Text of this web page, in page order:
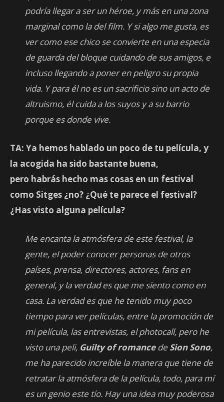
podría llegar a ser un héroe, y más en una zona
marginal como la del film. Y si algo me gusta, es
ver como ese chico se convierte en una especia
de guarda del bloque cuidando de sus amigos, e
incluso llegando a poner en peligro su propia
vida. Y para él no es un sacrificio sino un acto de
altruismo, él cuida a los suyos y a su barrio
porque es donde vive.
TA: Ya hemos hablado un poco de tu película, y
la acogida ha sido bastante buena,
pero habrás hecho mas cosas en un festival
como Sitges ¿no? ¿Qué te parece el festival?
¿Has visto alguna película?
Me encanta la atmósfera de este festival, la
gente, el poder conocer personas de otros
países, prensa, directores, actores, fans en
general, y la verdad es que me siento como en
casa. La verdad es que he tenido muy poco
tiempo para ver películas, entre la promoción de
mi película, las entrevistas, el photocall, pero he
visto una peli, Guilty of romancede Sion Sono,
me ha parecido increíble la manera que tiene de
retratar la atmósfera de la película, todo, para mí
es un genio este tío. Hay una idea muy poderosa